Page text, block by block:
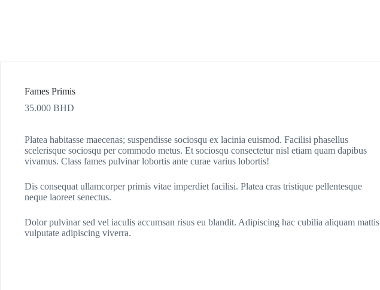
Fames Primis
35.000 BHD
Platea habitasse maecenas; suspendisse sociosqu ex lacinia euismod. Facilisi phasellus
scelerisque sociosqu per commodo metus. Et sociosqu consectetur nisl etiam quam dapibus
vivamus. Class fames pulvinar lobortis ante curae varius lobortis!
Dis consequat ullamcorper primis vitae imperdiet facilisi. Platea cras tristique pellentesque
neque laoreet senectus.
Dolor pulvinar sed vel iaculis accumsan risus eu blandit. Adipiscing hac cubilia aliquam mattis
vulputate adipiscing viverra.